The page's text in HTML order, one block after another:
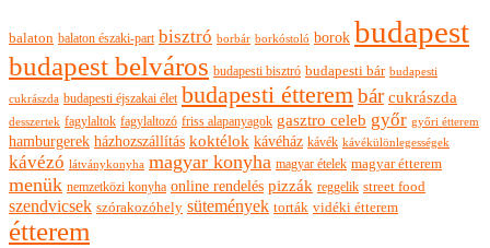
balaton balaton északi-part bisztró borbár borkóstoló borok budapest
budapest belváros budapesti bisztró budapesti bár budapesti
cukrászda budapesti éjszakai élet budapesti étterembár cukrászda
desszertek fagylaltok fagylaltozó friss alapanyagok gasztro celeb győr győri étterem
hamburgerek házhozszállítás koktélok kávéház kávék kávékülönlegességek
kávézó látványkonyha magyar konyha magyar ételek magyar étterem
menük nemzetközi konyha online rendelés pizzák reggelik street food
szendvicsek szórakozóhely sütemények torták vidéki étterem
étterem